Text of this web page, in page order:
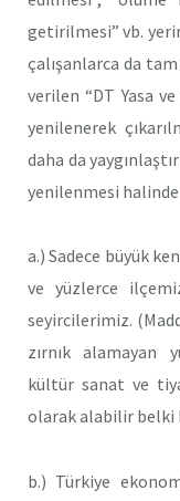
getirilmesi” vb.
çalışanlarca da
verilen “DT Yasa
yenilenerek
daha da
yenilenmesi
a.) Sadece büyük
ve yüzlerce
seyircilerimiz.
zırnık alamayan
kültür sanat ve
olarak alabilir belki
b.) Türkiye